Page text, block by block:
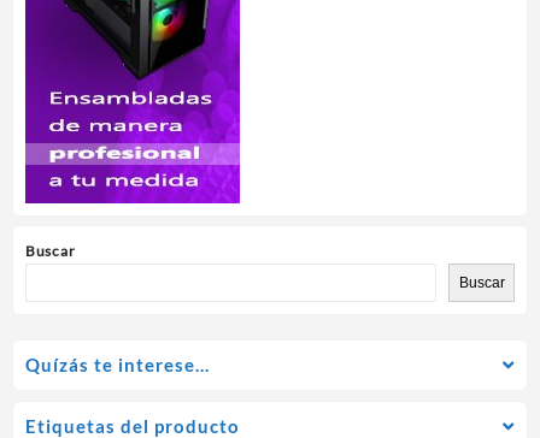
Buscar
Buscar
Quízás te interese…
Etiquetas del producto